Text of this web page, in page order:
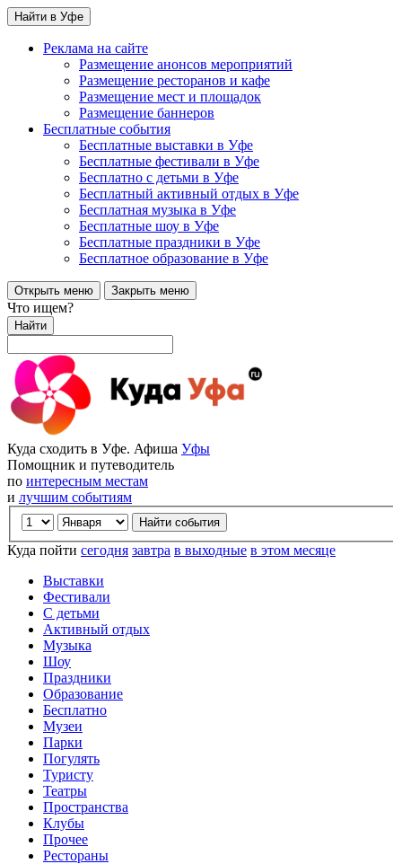
Найти в Уфе
Реклама на сайте
Размещение анонсов мероприятий
Размещение ресторанов и кафе
Размещение мест и площадок
Размещение баннеров
Бесплатные события
Бесплатные выставки в Уфе
Бесплатные фестивали в Уфе
Бесплатно с детьми в Уфе
Бесплатный активный отдых в Уфе
Бесплатная музыка в Уфе
Бесплатные шоу в Уфе
Бесплатные праздники в Уфе
Бесплатное образование в Уфе
Открыть меню Закрыть меню
Что ищем?
Найти
Куда сходить в Уфе. Афиша Уфы
Помощник и путеводитель
по интересным местам
и лучшим событиям
Куда пойти сегодня завтра в выходные в этом месяце
Выставки
Фестивали
С детьми
Активный отдых
Музыка
Шоу
Праздники
Образование
Бесплатно
Музеи
Парки
Погулять
Туристу
Театры
Пространства
Клубы
Прочее
Рестораны